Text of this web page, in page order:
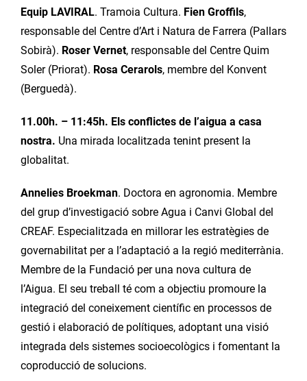
Equip LAVIRAL. Tramoia Cultura. Fien Groffils,
responsable del Centre d’Art i Natura de Farrera (Pallars
Sobirà). Roser Vernet, responsable del Centre Quim
Soler (Priorat). Rosa Cerarols, membre del Konvent
(Berguedà).
11.00h. – 11:45h. Els conflictes de l’aigua a casa
nostra. Una mirada localitzada tenint present la
globalitat.
Annelies Broekman. Doctora en agronomia. Membre
del grup d’investigació sobre Agua i Canvi Global del
CREAF. Especialitzada en millorar les estratègies de
governabilitat per a l’adaptació a la regió mediterrània.
Membre de la Fundació per una nova cultura de
l’Aigua. El seu treball té com a objectiu promoure la
integració del coneixement científic en processos de
gestió i elaboració de polítiques, adoptant una visió
integrada dels sistemes socioecològics i fomentant la
coproducció de solucions.